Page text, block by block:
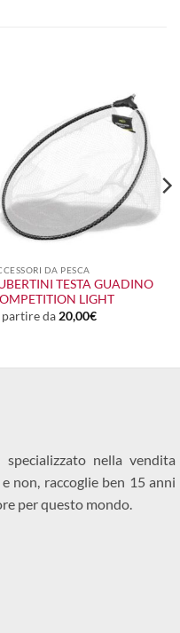
DA PESCA
TESTA GUADINO
LIGHT
da 20,00€
nella vendita
non, raccoglie ben 15 anni
per questo mondo.